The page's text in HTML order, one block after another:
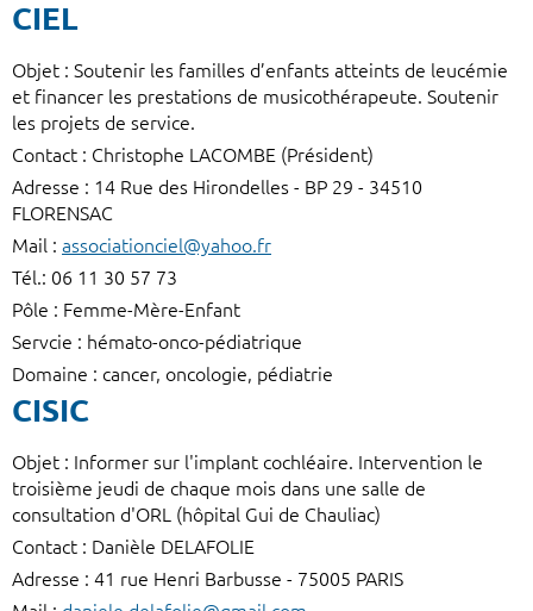
CIEL
Objet : Soutenir les familles d’enfants atteints de leucémie
et financer les prestations de musicothérapeute. Soutenir
les projets de service.
Contact : Christophe LACOMBE (Président)
Adresse : 14 Rue des Hirondelles - BP 29 - 34510
FLORENSAC
Mail : associationciel@yahoo.fr
Tél.: 06 11 30 57 73
Pôle : Femme-Mère-Enfant
Servcie : hémato-onco-pédiatrique
Domaine : cancer, oncologie, pédiatrie
CISIC
Objet : Informer sur l'implant cochléaire. Intervention le
troisième jeudi de chaque mois dans une salle de
consultation d'ORL (hôpital Gui de Chauliac)
Contact : Danièle DELAFOLIE
Adresse : 41 rue Henri Barbusse - 75005 PARIS